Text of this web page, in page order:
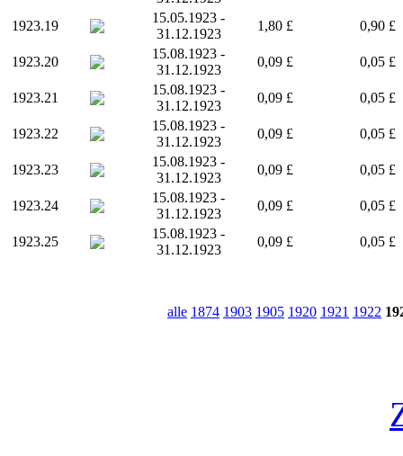
1923.19
15.05.1923 -
31.12.1923
1,80 £ 0,90 £
1923.20
15.08.1923 -
31.12.1923
0,09 £ 0,05 £
1923.21
15.08.1923 -
31.12.1923
0,09 £ 0,05 £
1923.22
15.08.1923 -
31.12.1923
0,09 £ 0,05 £
1923.23
15.08.1923 -
31.12.1923
0,09 £ 0,05 £
1923.24
15.08.1923 -
31.12.1923
0,09 £ 0,05 £
1923.25
15.08.1923 -
31.12.1923
0,09 £ 0,05 £
alle 1874 1903 1905 1920 1921 1922